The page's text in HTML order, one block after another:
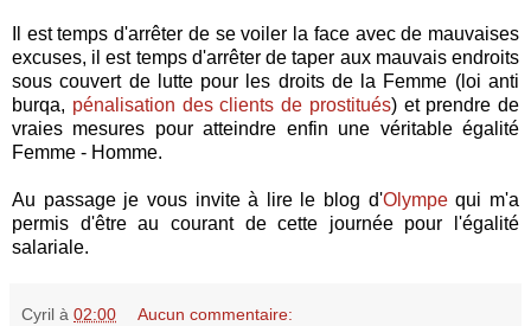
Il est temps d'arrêter de se voiler la face avec de mauvaises
excuses, il est temps d'arrêter de taper aux mauvais endroits
sous couvert de lutte pour les droits de la Femme (loi anti
burqa, pénalisation des clients de prostitués) et prendre de
vraies mesures pour atteindre enfin une véritable égalité
Femme - Homme.
Au passage je vous invite à lire le blog d'Olympequi m'a
permis d'être au courant de cette journée pour l'égalité
salariale.
Cyril à 02:00 Aucun commentaire: